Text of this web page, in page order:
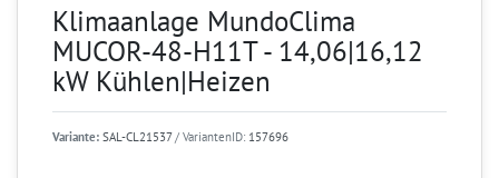
Klimaanlage MundoClima
MUCOR-48-H11T - 14,06|16,12
kW Kühlen|Heizen
Variante: SAL-CL21537/ VariantenID: 157696